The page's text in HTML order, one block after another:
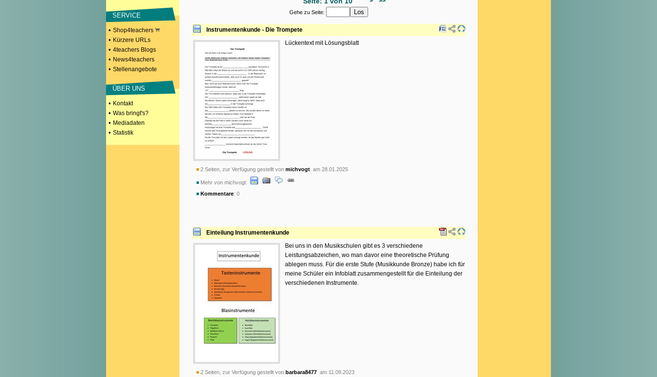
SERVICE
• Shop4teachers
• Kürzere URLs
• 4teachers Blogs
• News4teachers
• Stellenangebote
ÜBER UNS
• Kontakt
• Was bringt's?
• Mediadaten
• Statistik
Gehe zu Seite:
Instrumentenkunde - Die Trompete
Lückentext mit Lösungsblatt
2 Seiten, zur Verfügung gestellt von michvogt am 28.01.2025
Mehr von michvogt:
Kommentare: 0
Einteilung Instrumentenkunde
Bei uns in den Musikschulen gibt es 3 verschiedene
Leistungsabzeichen, wo man davor eine theoretische Prüfung
ablegen muss. Für die erste Stufe (Musikkunde Bronze) habe ich für
meine Schüler ein Infoblatt zusammengestellt für die Einteilung der
verschiedenen Instrumente.
2 Seiten, zur Verfügung gestellt von barbara8477 am 11.09.2023